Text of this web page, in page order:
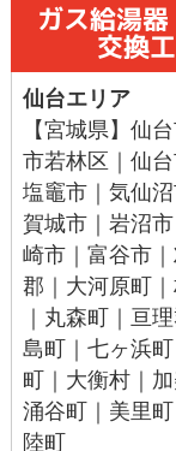
ガス給湯
交換
仙台エリア
【宮城県】 仙
市若林区 ｜ 仙
塩竈市｜ 気仙
賀城市｜ 岩沼市
崎市｜ 富谷市｜
郡｜ 大河原町｜
｜丸森町｜亘理
島町｜七ヶ浜町
町｜ 大衡村｜
涌谷町｜美里
陸町